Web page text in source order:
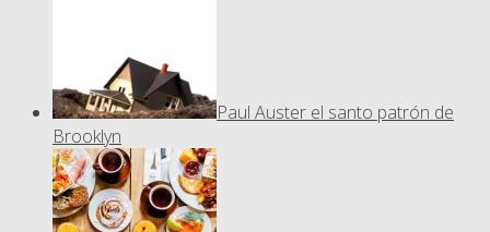
Paul Auster el santo patrón de
Brooklyn